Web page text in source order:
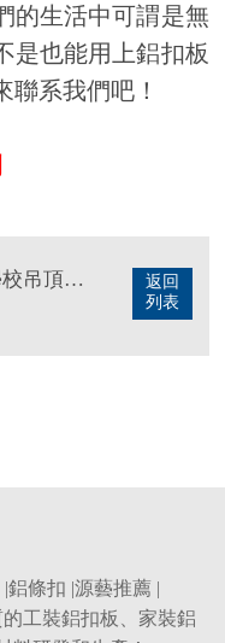
的生活中可謂是無
是也能用上鋁扣板
聯系我們吧！
返回
列表
大型高校工程案例_學校吊頂_教室鋁扣板吊頂，你想要的吊頂現場效果圖來了
|鋁條扣 |源藝推薦|
工裝鋁扣板
家裝鋁